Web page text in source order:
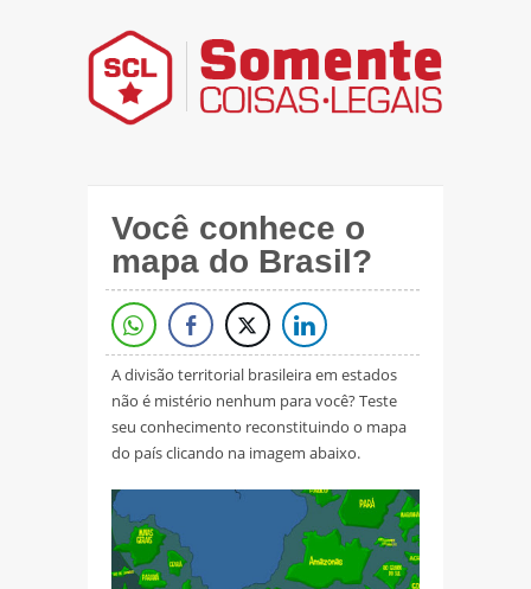
Você conhece o
mapa do Brasil?
A divisão territorial brasileira em estados
não é mistério nenhum para você? Teste
seu conhecimento reconstituindo o mapa
do país clicando na imagem abaixo.